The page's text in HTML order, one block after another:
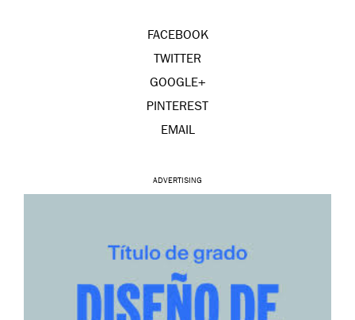
FACEBOOK
TWITTER
GOOGLE+
PINTEREST
EMAIL
ADVERTISING